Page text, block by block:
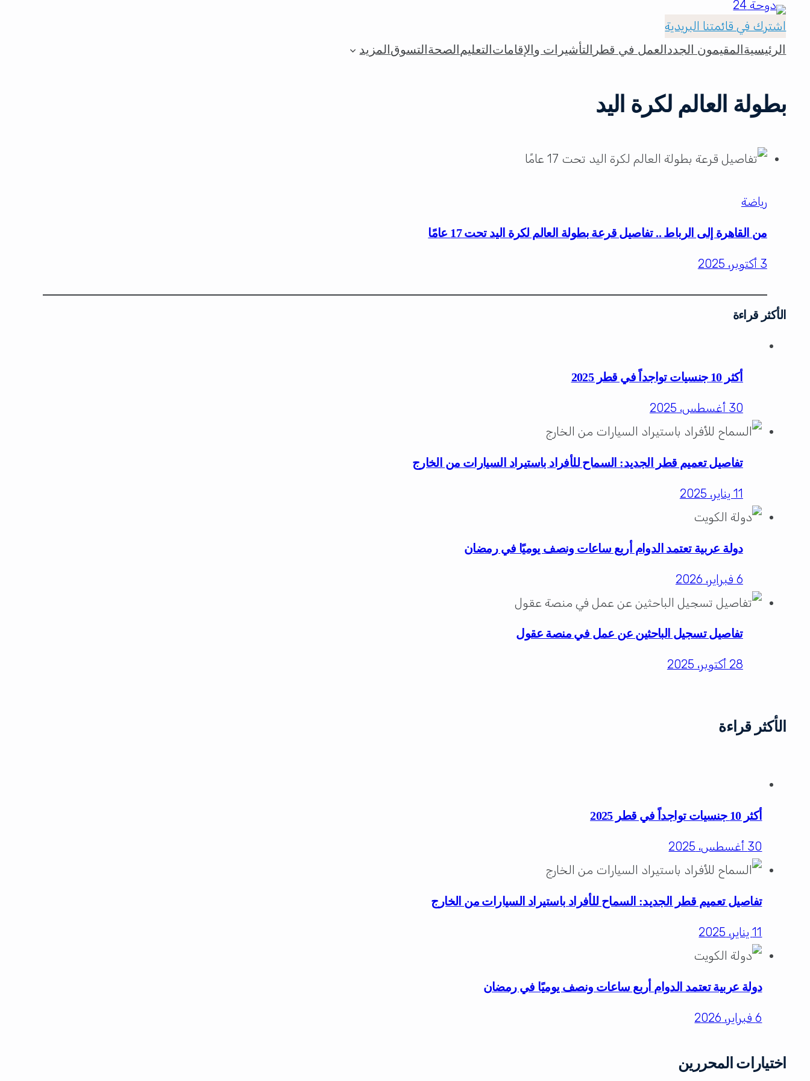
اشترك في قائمتنا البريدية
الرئيسية المقيمون الجدد العمل في قطر التأشيرات والإقامات التعليم الصحة التسوق المزيد
بطولة العالم لكرة اليد
رياضة
من القاهرة إلى الرباط .. تفاصيل قرعة بطولة العالم لكرة اليد تحت 17 عامًا
3 أكتوبر، 2025
الأكثر قراءة
أكثر 10 جنسيات تواجداً في قطر 2025
30 أغسطس، 2025
تفاصيل تعميم قطر الجديد: السماح للأفراد باستيراد السيارات من الخارج
11 يناير، 2025
دولة عربية تعتمد الدوام أربع ساعات ونصف يوميًا في رمضان
6 فبراير، 2026
تفاصيل تسجيل الباحثين عن عمل في منصة عقول
28 أكتوبر، 2025
الأكثر قراءة
أكثر 10 جنسيات تواجداً في قطر 2025
30 أغسطس، 2025
تفاصيل تعميم قطر الجديد: السماح للأفراد باستيراد السيارات من الخارج
11 يناير، 2025
دولة عربية تعتمد الدوام أربع ساعات ونصف يوميًا في رمضان
6 فبراير، 2026
اختيارات المحررين